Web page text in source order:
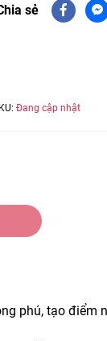
sẻ
Đang cập nhật
phú, tạo điểm